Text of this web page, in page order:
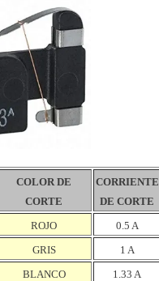
COLOR DE
CORTE
CORRIENTE
DE CORTE
ROJO
0.5 A
GRIS
1 A
BLANCO
1.33 A